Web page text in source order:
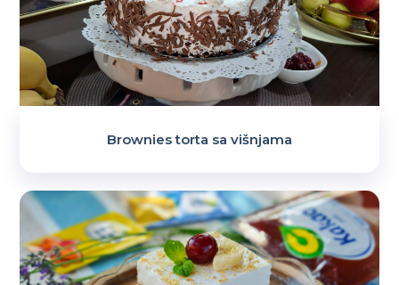
Brownies torta sa višnjama